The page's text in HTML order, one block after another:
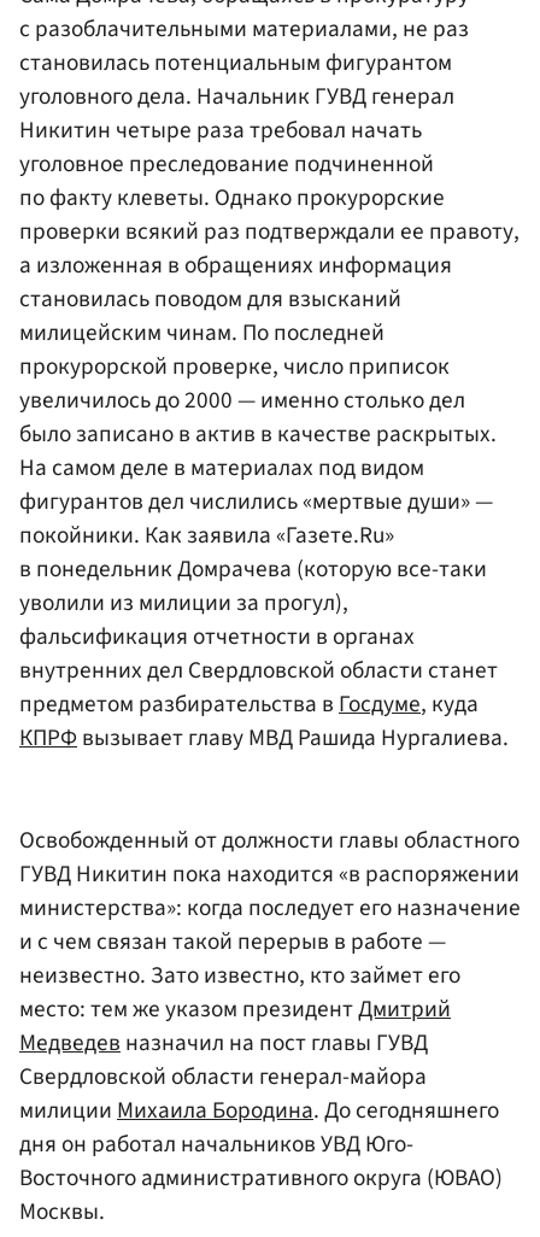
с разоблачительными материалами, не раз
становилась потенциальным фигурантом
уголовного дела. Начальник ГУВД генерал
Никитин четыре раза требовал начать
уголовное преследование подчиненной
по факту клеветы. Однако прокурорские
проверки всякий раз подтверждали ее правоту,
а изложенная в обращениях информация
становилась поводом для взысканий
милицейским чинам. По последней
прокурорской проверке, число приписок
увеличилось до 2000 — именно столько дел
было записано в актив в качестве раскрытых.
На самом деле в материалах под видом
фигурантов дел числились «мертвые души» —
покойники. Как заявила «Газете.Ru»
в понедельник Домрачева (которую все-таки
уволили из милиции за прогул),
фальсификация отчетности в органах
внутренних дел Свердловской области станет
предметом разбирательства вГосдуме, куда
КПРФвызывает главу МВД Рашида Нургалиева.
Освобожденный от должности главы областного
ГУВД Никитин пока находится «в распоряжении
министерства»: когда последует его назначение
и с чем связан такой перерыв в работе —
неизвестно. Зато известно, кто займет его
место: тем же указом президентДмитрий
Медведевназначил на пост главы ГУВД
Свердловской области генерал-майора
милицииМихаила Бородина. До сегодняшнего
дня он работал начальников УВД Юго-
Восточного административного округа (ЮВАО)
Москвы.